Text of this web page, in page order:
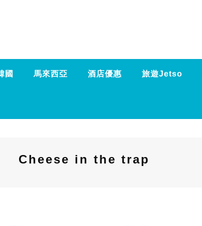
國 馬來西亞 酒店優惠 旅遊Jetso
Cheese in the trap